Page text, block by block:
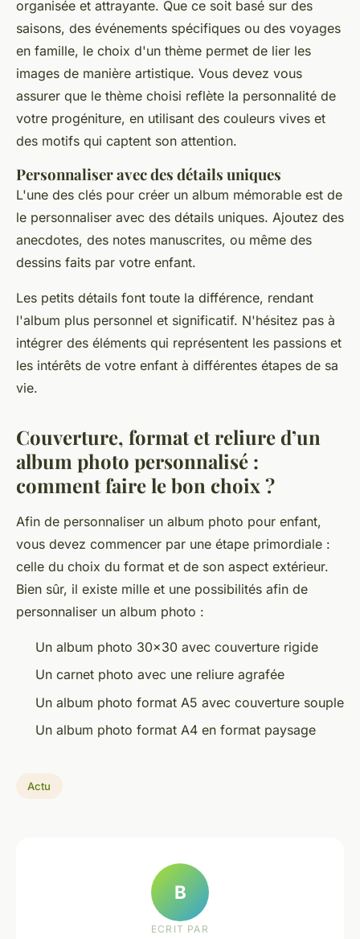
organisée et attrayante. Que ce soit basé sur des
saisons, des événements spécifiques ou des voyages
en famille, le choix d'un thème permet de lier les
images de manière artistique. Vous devez vous
assurer que le thème choisi reflète la personnalité de
votre progéniture, en utilisant des couleurs vives et
des motifs qui captent son attention.
Personnaliser avec des détails uniques
L'une des clés pour créer un album mémorable est de
le personnaliser avec des détails uniques. Ajoutez des
anecdotes, des notes manuscrites, ou même des
dessins faits par votre enfant.
Les petits détails font toute la différence, rendant
l'album plus personnel et significatif. N'hésitez pas à
intégrer des éléments qui représentent les passions et
les intérêts de votre enfant à différentes étapes de sa
vie.
Couverture, format et reliure d’un
album photo personnalisé :
comment faire le bon choix ?
Afin de personnaliser un album photo pour enfant,
vous devez commencer par une étape primordiale :
celle du choix du format et de son aspect extérieur.
Bien sûr, il existe mille et une possibilités afin de
personnaliser un album photo :
Un album photo 30×30 avec couverture rigide
Un carnet photo avec une reliure agrafée
Un album photo format A5 avec couverture souple
Un album photo format A4 en format paysage
Actu
B
ECRIT PAR